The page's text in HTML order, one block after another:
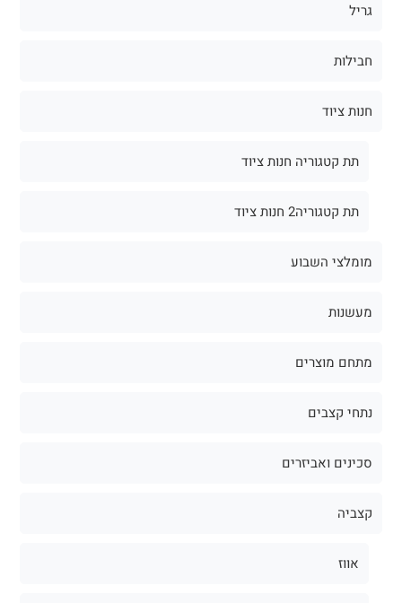
גריל
חבילות
חנות ציוד
תת קטגוריה חנות ציוד
תת קטגוריה2 חנות ציוד
מומלצי השבוע
מעשנות
מתחם מוצרים
נתחי קצבים
סכינים ואביזרים
קצביה
אווז